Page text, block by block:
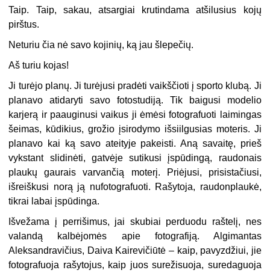
Taip. Taip, sakau, atsargiai krutindama atšilusius kojų
pirštus.
Neturiu čia nė savo kojinių, ką jau šlepečių.
Aš turiu kojas!
Ji turėjo planų. Ji turėjusi pradėti vaikščioti į sporto klubą. Ji
planavo atidaryti savo fotostudiją. Tik baigusi modelio
karjerą ir paauginusi vaikus ji ėmėsi fotografuoti laimingas
šeimas, kūdikius, grožio įsirodymo išsiilgusias moteris. Ji
planavo kai ką savo ateityje pakeisti. Aną savaitę, prieš
vykstant slidinėti, gatvėje sutikusi įspūdingą, raudonais
plaukų gaurais varvančią moterį. Priėjusi, prisistačiusi,
išreiškusi norą ją nufotografuoti. Rašytoja, raudonplaukė,
tikrai labai įspūdinga.
Išvežama į perrišimus, jai skubiai perduodu raštelį, nes
valandą kalbėjomės apie fotografiją. Algimantas
Aleksandravičius, Daiva Kairevičiūtė – kaip, pavyzdžiui, jie
fotografuoja rašytojus, kaip juos surežisuoja, suredaguoja